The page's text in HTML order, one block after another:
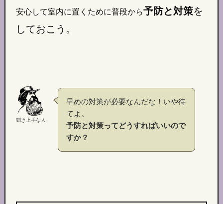
安心して室内に置くために普段から予防と対策を
しておこう。
聞き上手な人
早めの対策が必要なんだな！いや待
てよ。
予防と対策ってどうすればいいので
すか？